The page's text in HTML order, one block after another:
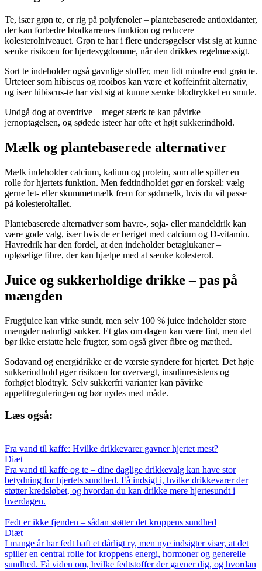
Te, især grøn te, er rig på polyfenoler – plantebaserede antioxidanter,
der kan forbedre blodkarrenes funktion og reducere
kolesterolniveauet. Grøn te har i flere undersøgelser vist sig at kunne
sænke risikoen for hjertesygdomme, når den drikkes regelmæssigt.
Sort te indeholder også gavnlige stoffer, men lidt mindre end grøn te.
Urteteer som hibiscus og rooibos kan være et koffeinfrit alternativ,
og især hibiscus-te har vist sig at kunne sænke blodtrykket en smule.
Undgå dog at overdrive – meget stærk te kan påvirke
jernoptagelsen, og sødede isteer har ofte et højt sukkerindhold.
Mælk og plantebaserede alternativer
Mælk indeholder calcium, kalium og protein, som alle spiller en
rolle for hjertets funktion. Men fedtindholdet gør en forskel: vælg
gerne let- eller skummetmælk frem for sødmælk, hvis du vil passe
på kolesteroltallet.
Plantebaserede alternativer som havre-, soja- eller mandeldrik kan
være gode valg, især hvis de er beriget med calcium og D-vitamin.
Havredrik har den fordel, at den indeholder betaglukaner –
opløselige fibre, der kan hjælpe med at sænke kolesterol.
Juice og sukkerholdige drikke – pas på
mængden
Frugtjuice kan virke sundt, men selv 100 % juice indeholder store
mængder naturligt sukker. Et glas om dagen kan være fint, men det
bør ikke erstatte hele frugter, som også giver fibre og mæthed.
Sodavand og energidrikke er de værste syndere for hjertet. Det høje
sukkerindhold øger risikoen for overvægt, insulinresistens og
forhøjet blodtryk. Selv sukkerfri varianter kan påvirke
appetitreguleringen og bør nydes med måde.
Læs også:
Fra vand til kaffe: Hvilke drikkevarer gavner hjertet mest?
Diæt
Fra vand til kaffe og te – dine daglige drikkevalg kan have stor
betydning for hjertets sundhed. Få indsigt i, hvilke drikkevarer der
støtter kredsløbet, og hvordan du kan drikke mere hjertesundt i
hverdagen.
Fedt er ikke fjenden – sådan støtter det kroppens sundhed
Diæt
I mange år har fedt haft et dårligt ry, men nye indsigter viser, at det
spiller en central rolle for kroppens energi, hormoner og generelle
sundhed. Få viden om, hvilke fedtstoffer der gavner dig, og hvordan